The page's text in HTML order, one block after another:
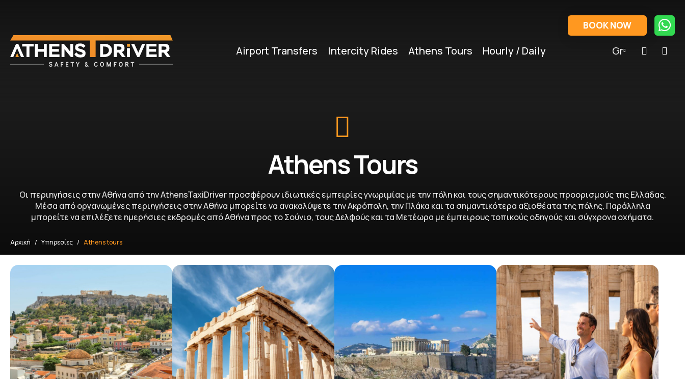
Airport Transfers Intercity Rides Athens Tours Hourly / Daily Gr
BOOK NOW
Athens Tours
Οι περιηγήσεις στην Αθήνα από την AthensTaxiDriver προσφέρουν ιδιωτικές εμπειρίες γνωριμίας με την πόλη και τους σημαντικότερους προορισμούς της Ελλάδας.
Μέσα από οργανωμένες περιηγήσεις στην Αθήνα μπορείτε να ανακαλύψετε την Ακρόπολη, την Πλάκα και τα σημαντικότερα αξιοθέατα της πόλης. Παράλληλα
μπορείτε να επιλέξετε ημερήσιες εκδρομές από Αθήνα προς το Σούνιο, τους Δελφούς και τα Μετέωρα με έμπειρους τοπικούς οδηγούς και σύγχρονα οχήματα.
Αρχική Υπηρεσίες Athens tours